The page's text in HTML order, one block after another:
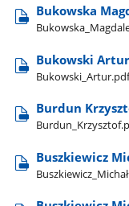
Bukowska
Bukowski Artur
Burdun
Buszkiewicz